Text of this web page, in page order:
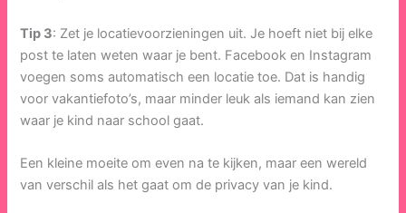
Tip 3: Zet je locatievoorzieningen uit. Je hoeft niet bij elke
post te laten weten waar je bent. Facebook en Instagram
voegen soms automatisch een locatie toe. Dat is handig
voor vakantiefoto’s, maar minder leuk als iemand kan zien
waar je kind naar school gaat.
Een kleine moeite om even na te kijken, maar een wereld
van verschil als het gaat om de privacy van je kind.